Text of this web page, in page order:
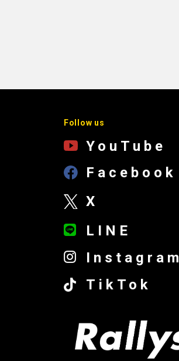
Follow us
YouTube
Facebook
X
LINE
Instagram
TikTok